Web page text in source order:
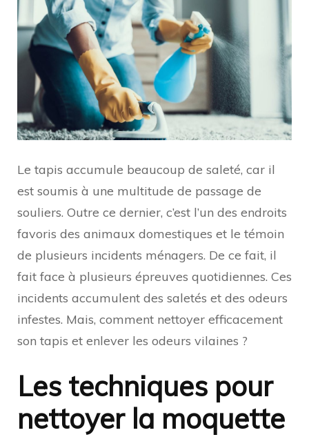
Le tapis accumule beaucoup de saleté, car il
est soumis à une multitude de passage de
souliers. Outre ce dernier, c’est l’un des endroits
favoris des animaux domestiques et le témoin
de plusieurs incidents ménagers. De ce fait, il
fait face à plusieurs épreuves quotidiennes. Ces
incidents accumulent des saletés et des odeurs
infestes. Mais, comment nettoyer efficacement
son tapis et enlever les odeurs vilaines ?
Les techniques pour
nettoyer la moquette